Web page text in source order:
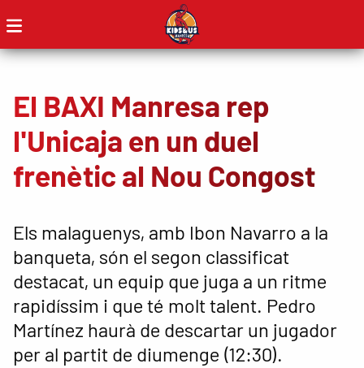
El BAXI Manresa rep
l'Unicaja en un duel
frenètic al Nou Congost
Els malaguenys, amb Ibon Navarro a la
banqueta, són el segon classificat
destacat, un equip que juga a un ritme
rapidíssim i que té molt talent. Pedro
Martínez haurà de descartar un jugador
per al partit de diumenge (12:30).